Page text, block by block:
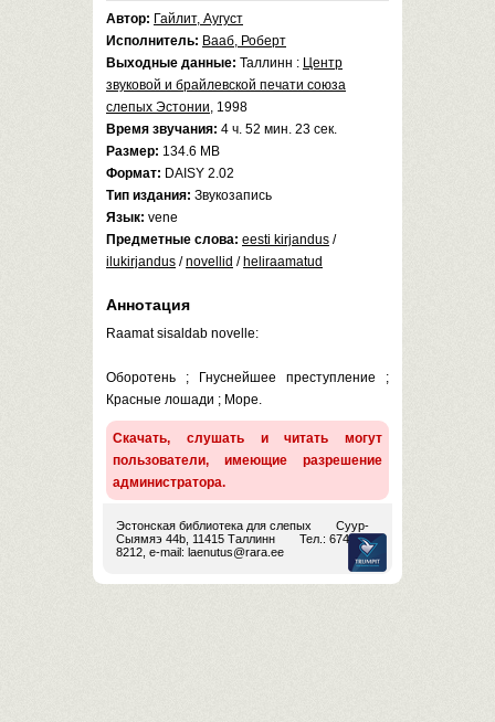
Автор: Гайлит, Аугуст
Исполнитель: Вааб, Роберт
Выходные данные: Таллинн : Центр
звуковой и брайлевской печати союза
слепых Эстонии, 1998
Время звучания: 4 ч. 52 мин. 23 сек.
Размер: 134.6 MB
Формат: DAISY 2.02
Тип издания: Звукозапись
Язык: vene
Предметные слова: eesti kirjandus /
ilukirjandus /novellid / heliraamatud
Аннотация
Raamat sisaldab novelle:
Оборотень ; Гнуснейшее преступление ;
Красные лошади ; Море.
Скачать, слушать и читать могут
пользователи, имеющие разрешение
администратора.
Эстонская библиотека для слепых
Суур-
Сыямяэ 44b, 11415 Таллинн
Тел.: 674
8212, e-mail: laenutus@rara.ee